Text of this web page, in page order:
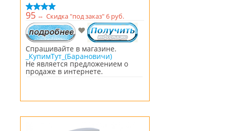
95 ⇔ Скидка "под заказ" 6 руб.
Спрашивайте в магазине.
_КупимТут_(Барановичи)
Не является предложением о
продаже в интернете.